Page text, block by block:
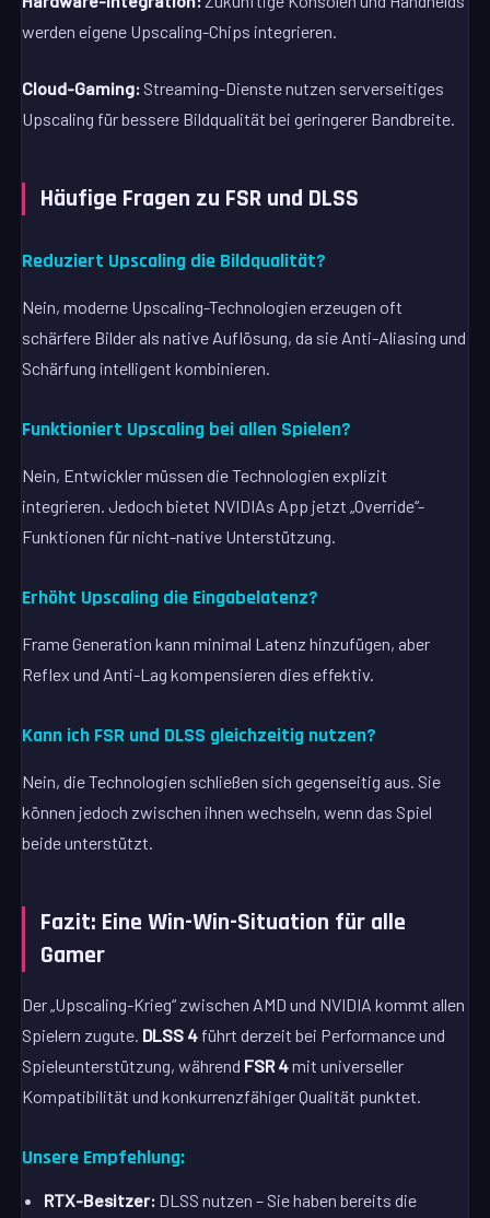
werden eigene Upscaling-Chips integrieren.
Cloud-Gaming: Streaming-Dienste nutzen serverseitiges
Upscaling für bessere Bildqualität bei geringerer Bandbreite.
Häufige Fragen zu FSR und DLSS
Reduziert Upscaling die Bildqualität?
Nein, moderne Upscaling-Technologien erzeugen oft
schärfere Bilder als native Auflösung, da sie Anti-Aliasing und
Schärfung intelligent kombinieren.
Funktioniert Upscaling bei allen Spielen?
Nein, Entwickler müssen die Technologien explizit
integrieren. Jedoch bietet NVIDIAs App jetzt „Override“-
Funktionen für nicht-native Unterstützung.
Erhöht Upscaling die Eingabelatenz?
Frame Generation kann minimal Latenz hinzufügen, aber
Reflex und Anti-Lag kompensieren dies effektiv.
Kann ich FSR und DLSS gleichzeitig nutzen?
Nein, die Technologien schließen sich gegenseitig aus. Sie
können jedoch zwischen ihnen wechseln, wenn das Spiel
beide unterstützt.
Fazit: Eine Win-Win-Situation für alle
Gamer
Der „Upscaling-Krieg“ zwischen AMD und NVIDIA kommt allen
Spielern zugute. DLSS 4 führt derzeit bei Performance und
Spieleunterstützung, während FSR 4mit universeller
Kompatibilität und konkurrenzfähiger Qualität punktet.
Unsere Empfehlung:
RTX-Besitzer: DLSS nutzen – Sie haben bereits die